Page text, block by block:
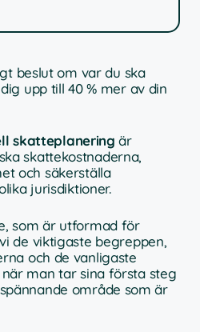
beslut om var du ska
upp till 40 % mer av din
skatteplaneringär
skattekostnaderna,
och säkerställa
jurisdiktioner.
som är utformad för
de viktigaste begreppen,
och de vanligaste
man tar sina första steg
område som är